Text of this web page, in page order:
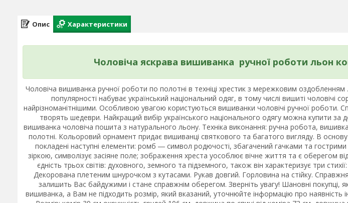
Опис Характеристики
Чоловіча яскрава вишиванка ручної роботи льон
Чоловіча вишиванка ручної роботи по полотні в техніці хрестик з мережковим
популярності набуває український національний одяг, в тому числі вишиті чоловічі
найрізноманітнішими. Особливою увагою користуються вишиванки чоловічі ручної роботи.
творять шедеври. Найкращий вибір українського національного одягу можна купити за
вишиванка чоловіча пошита з натурального льону. Техніка виконання: ручна робота,
полотні. Кольоровий орнамент придає вишиванці святкового та багатого вигляду. В
покладені наступні елементи: ромб ― символ родючості, збагачений гачками та
зіркою, символізує засіяне поле; зображення хреста уособлює вічне життя та є оберегом
єдність трьох світів: духовного, земного та підземного, також він характеризує три
Декорована плетеним шнурочком з кутасами. Рукав довгий. Горловина на стійку.
залишить Вас байдужими і стане справжнім оберегом. Зверніть увагу! Шановні покупці,
вишиванка, а Вам не підходить розмір, який вказаний, уточнюйте інформацію про наявність